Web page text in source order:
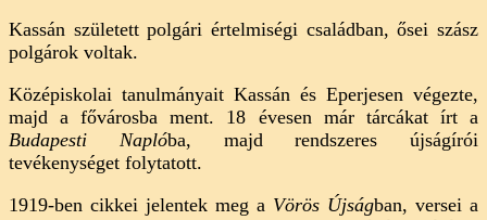
Kassán született polgári értelmiségi családban, ősei szász
polgárok voltak.
Középiskolai tanulmányait Kassán és Eperjesen végezte,
majd a fővárosba ment. 18 évesen már tárcákat írt a
Budapesti Naplóba, majd rendszeres újságírói
tevékenységet folytatott.
1919-ben cikkei jelentek meg a Vörös Újságban, versei a